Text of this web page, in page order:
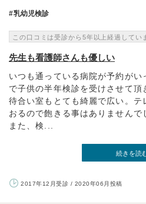
乳幼児検診
この口コミは受診から5年以上経過してい
先生も看護師さんも優しい
いつも通っている病院が予約がい
で子供の半年検診を受けさせて頂
待合い室もとても綺麗で広い。テ
おるので飽きる事はありませんで
また、検...
続きを読
2017年12月受診 / 2020年06月投稿